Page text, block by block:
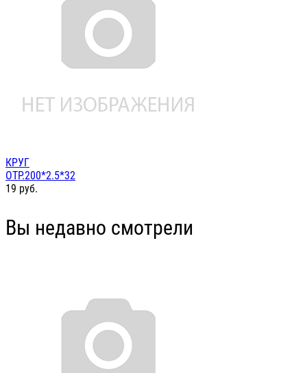
КРУГ
ОТР.200*2.5*32
19 руб.
Вы недавно смотрели